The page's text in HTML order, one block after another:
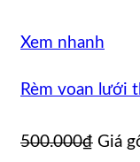
Xem nhanh
Rèm voan lưới
500.000₫ Giá